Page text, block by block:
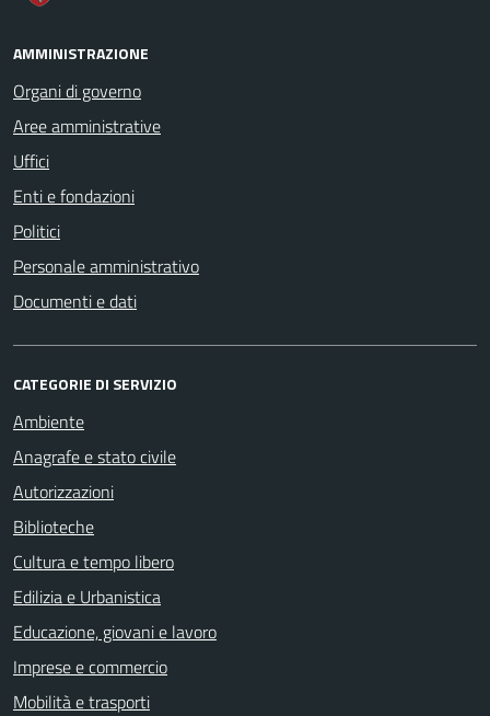
AMMINISTRAZIONE
Organi di governo
Aree amministrative
Uffici
Enti e fondazioni
Politici
Personale amministrativo
Documenti e dati
CATEGORIE DI SERVIZIO
Ambiente
Anagrafe e stato civile
Autorizzazioni
Biblioteche
Cultura e tempo libero
Edilizia e Urbanistica
Educazione, giovani e lavoro
Imprese e commercio
Mobilità e trasporti